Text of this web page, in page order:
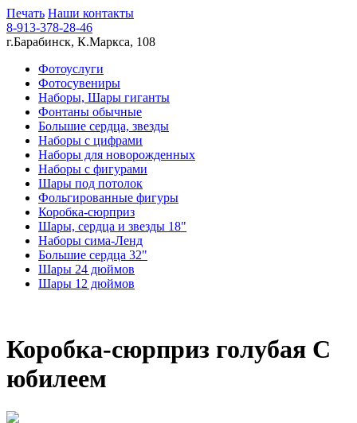
Печать Наши контакты
8-913-378-28-46
г.Барабинск, К.Маркса, 108
Фотоуслуги
Фотосувениры
Наборы, Шары гиганты
Фонтаны обычные
Большие сердца, звезды
Наборы с цифрами
Наборы для новорожденных
Наборы с фигурами
Шары под потолок
Фольгированные фигуры
Коробка-сюрприз
Шары, сердца и звезды 18"
Наборы сима-Ленд
Большие сердца 32"
Шары 24 дюймов
Шары 12 дюймов
Коробка-сюрприз голубая С
юбилеем